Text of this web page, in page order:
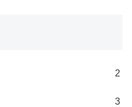
2
3